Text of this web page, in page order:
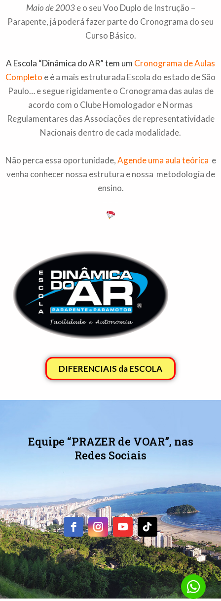
Maio de 2003e o seu Voo Duplo de Instrução –
Parapente, já poderá fazer parte do Cronograma do seu
Curso Básico.
A Escola “Dinâmica do AR” tem um Cronograma de Aulas
Completo e é a mais estruturada Escola do estado de São
Paulo… e segue rigidamente o Cronograma das aulas de
acordo com o Clube Homologador e Normas
Regulamentares das Associações de representatividade
Nacionais dentro de cada modalidade.
Não perca essa oportunidade,Agende uma aula teórica e
venha conhecer nossa estrutura e nossa metodologia de
ensino.
DIFERENCIAIS da ESCOLA
Equipe “PRAZER de VOAR”, nas
Redes Sociais